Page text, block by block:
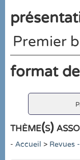
Premier
format
thème(s)
- Accueil > Revues